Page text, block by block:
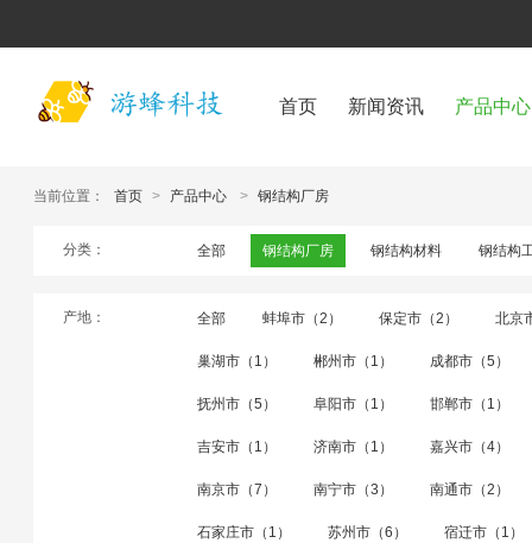
首页 新闻资讯 产品中心
当前位置： 首页 > 产品中心 > 钢结构厂房
分类： 全部 钢结构厂房 钢结构材料 钢结构
产地： 全部 蚌埠市（2） 保定市（2） 北京
巢湖市（1） 郴州市（1） 成都市（5）
抚州市（5） 阜阳市（1） 邯郸市（1）
吉安市（1） 济南市（1） 嘉兴市（4）
南京市（7） 南宁市（3） 南通市（2）
石家庄市（1） 苏州市（6） 宿迁市（1）